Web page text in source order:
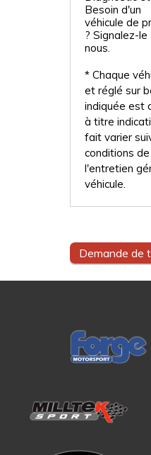
Besoin d'un
véhicule de
? Signalez-le
nous.
* Chaque
et réglé sur
indiquée est
à titre
fait varier
conditions
l'entretien
véhicule.
Demande de